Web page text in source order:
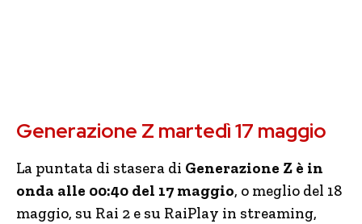
Generazione Z martedì 17 maggio
La puntata di stasera di Generazione Z è in
onda alle 00:40 del 17 maggio, o meglio del 18
maggio, su Rai 2 e su RaiPlay in streaming,